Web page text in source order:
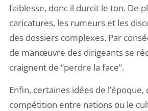
faiblesse, donc il durcit le ton. De
caricatures, les rumeurs et les
des dossiers complexes. Par
de manœuvre des dirigeants se
craignent de “perdre la face”.
Enfin, certaines idées de l’époque,
compétition entre nations ou le